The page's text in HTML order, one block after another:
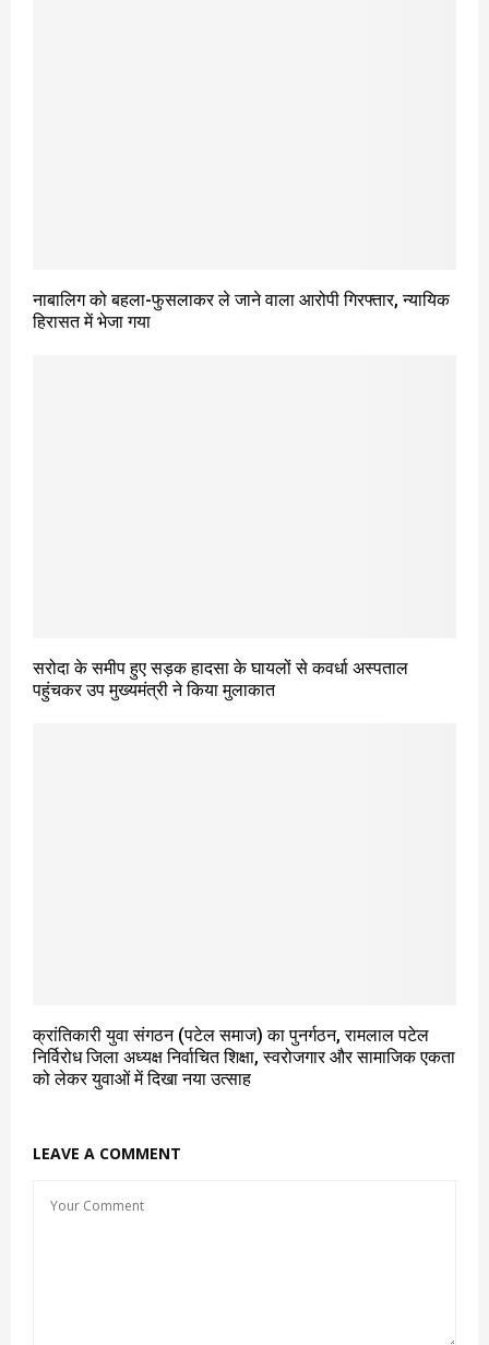
नाबालिग को बहला-फुसलाकर ले जाने वाला आरोपी गिरफ्तार, न्यायिक
हिरासत में भेजा गया
सरोदा के समीप हुए सड़क हादसा के घायलों से कवर्धा अस्पताल
पहुंचकर उप मुख्यमंत्री ने किया मुलाकात
क्रांतिकारी युवा संगठन (पटेल समाज) का पुनर्गठन, रामलाल पटेल
निर्विरोध जिला अध्यक्ष निर्वाचित शिक्षा, स्वरोजगार और सामाजिक एकता
को लेकर युवाओं में दिखा नया उत्साह
LEAVE A COMMENT